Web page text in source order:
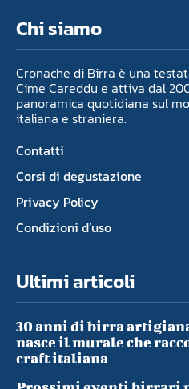
Chi siamo
Cronache di Birra è una
Cime Careddu e attiva dal
panoramica quotidiana sul
italiana e straniera.
Contatti
Corsi di degustazione
Privacy Policy
Condizioni d’uso
Ultimi articoli
30 anni di birra
nasce il murale che
craft italiana